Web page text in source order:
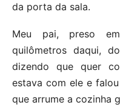
da porta da sala.
Meu pai, preso
quilômetros daqui,
dizendo que quer
estava com ele e
que arrume a cozinha